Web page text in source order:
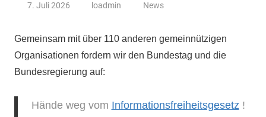
7. Juli 2026 loadmin News
Gemeinsam mit über 110 anderen gemeinnützigen
Organisationen fordern wir den Bundestag und die
Bundesregierung auf:
Hände weg vom Informationsfreiheitsgesetz !